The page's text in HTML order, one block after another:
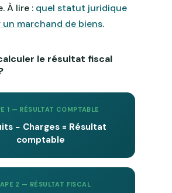
À lire : quel statut juridique
marchand de biens.
le résultat fiscal
1 — RÉSULTAT COMPTABLE
− Charges = Résultat
comptable
2 — RÉSULTAT FISCAL